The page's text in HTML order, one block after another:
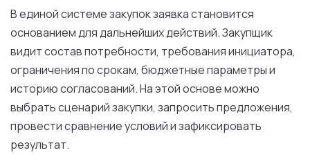
В единой системе закупок заявка становится
основанием для дальнейших действий. Закупщик
видит состав потребности, требования инициатора,
ограничения по срокам, бюджетные параметры и
историю согласований. На этой основе можно
выбрать сценарий закупки, запросить предложения,
провести сравнение условий и зафиксировать
результат.